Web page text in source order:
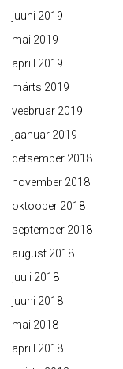
juuni 2019
mai 2019
aprill 2019
märts 2019
veebruar 2019
jaanuar 2019
detsember 2018
november 2018
oktoober 2018
september 2018
august 2018
juuli 2018
juuni 2018
mai 2018
aprill 2018